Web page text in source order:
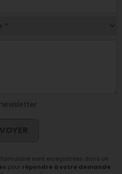
sont enregistrées dans un
pour répondre à votre demande